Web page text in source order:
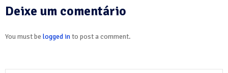
Deixe um comentário
You must be logged into post a comment.